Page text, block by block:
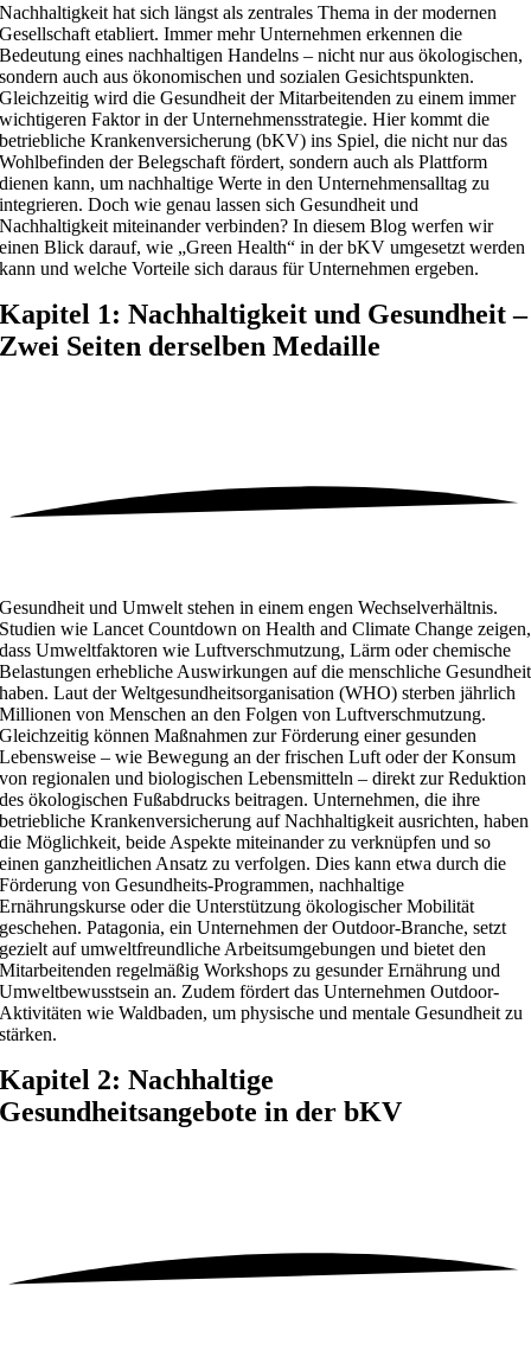
Nachhaltigkeit hat sich längst als zentrales Thema in der modernen
Gesellschaft etabliert. Immer mehr Unternehmen erkennen die
Bedeutung eines nachhaltigen Handelns – nicht nur aus ökologischen,
sondern auch aus ökonomischen und sozialen Gesichtspunkten.
Gleichzeitig wird die Gesundheit der Mitarbeitenden zu einem immer
wichtigeren Faktor in der Unternehmensstrategie. Hier kommt die
betriebliche Krankenversicherung (bKV) ins Spiel, die nicht nur das
Wohlbefinden der Belegschaft fördert, sondern auch als Plattform
dienen kann, um nachhaltige Werte in den Unternehmensalltag zu
integrieren. Doch wie genau lassen sich Gesundheit und
Nachhaltigkeit miteinander verbinden? In diesem Blog werfen wir
einen Blick darauf, wie „Green Health“ in der bKV umgesetzt werden
kann und welche Vorteile sich daraus für Unternehmen ergeben.
Kapitel 1: Nachhaltigkeit und Gesundheit –
Zwei Seiten derselben Medaille
Gesundheit und Umwelt stehen in einem engen Wechselverhältnis.
Studien wie Lancet Countdown on Health and Climate Change zeigen,
dass Umweltfaktoren wie Luftverschmutzung, Lärm oder chemische
Belastungen erhebliche Auswirkungen auf die menschliche Gesundheit
haben. Laut der Weltgesundheitsorganisation (WHO) sterben jährlich
Millionen von Menschen an den Folgen von Luftverschmutzung.
Gleichzeitig können Maßnahmen zur Förderung einer gesunden
Lebensweise – wie Bewegung an der frischen Luft oder der Konsum
von regionalen und biologischen Lebensmitteln – direkt zur Reduktion
des ökologischen Fußabdrucks beitragen. Unternehmen, die ihre
betriebliche Krankenversicherung auf Nachhaltigkeit ausrichten, haben
die Möglichkeit, beide Aspekte miteinander zu verknüpfen und so
einen ganzheitlichen Ansatz zu verfolgen. Dies kann etwa durch die
Förderung von Gesundheits-Programmen, nachhaltige
Ernährungskurse oder die Unterstützung ökologischer Mobilität
geschehen. Patagonia, ein Unternehmen der Outdoor-Branche, setzt
gezielt auf umweltfreundliche Arbeitsumgebungen und bietet den
Mitarbeitenden regelmäßig Workshops zu gesunder Ernährung und
Umweltbewusstsein an. Zudem fördert das Unternehmen Outdoor-
Aktivitäten wie Waldbaden, um physische und mentale Gesundheit zu
stärken.
Kapitel 2: Nachhaltige
Gesundheitsangebote in der bKV